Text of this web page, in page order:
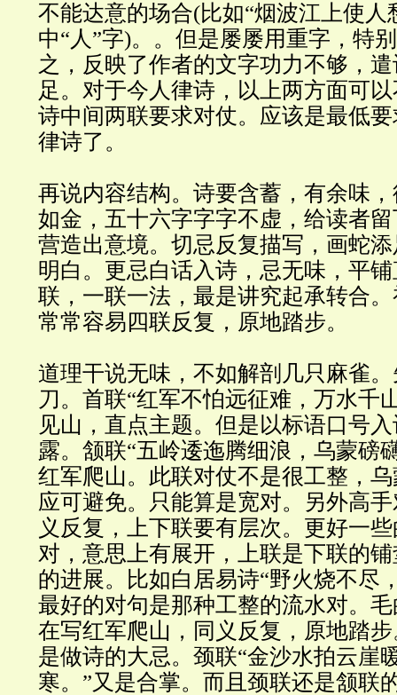
不能达意的场合(比如“烟波江上使人
中“人”字)。。但是屡屡用重字，特
之，反映了作者的文字功力不够，
足。对于今人律诗，以上两方面可
诗中间两联要求对仗。应该是最低
律诗了。
再说内容结构。诗要含蓄，有余味
如金，五十六字字字不虚，给读者
营造出意境。切忌反复描写，画蛇
明白。更忌白话入诗，忌无味，平
联，一联一法，最是讲究起承转合
常常容易四联反复，原地踏步。
道理干说无味，不如解剖几只麻雀
刀。首联“红军不怕远征难，万水千
见山，直点主题。但是以标语口号
露。颔联“五岭逶迤腾细浪，乌蒙磅
红军爬山。此联对仗不是很工整，
应可避免。只能算是宽对。另外高
义反复，上下联要有层次。更好一
对，意思上有展开，上联是下联的
的进展。比如白居易诗“野火烧不尽
最好的对句是那种工整的流水对。
在写红军爬山，同义反复，原地踏步
是做诗的大忌。颈联“金沙水拍云崖
寒。”又是合掌。而且颈联还是颔联